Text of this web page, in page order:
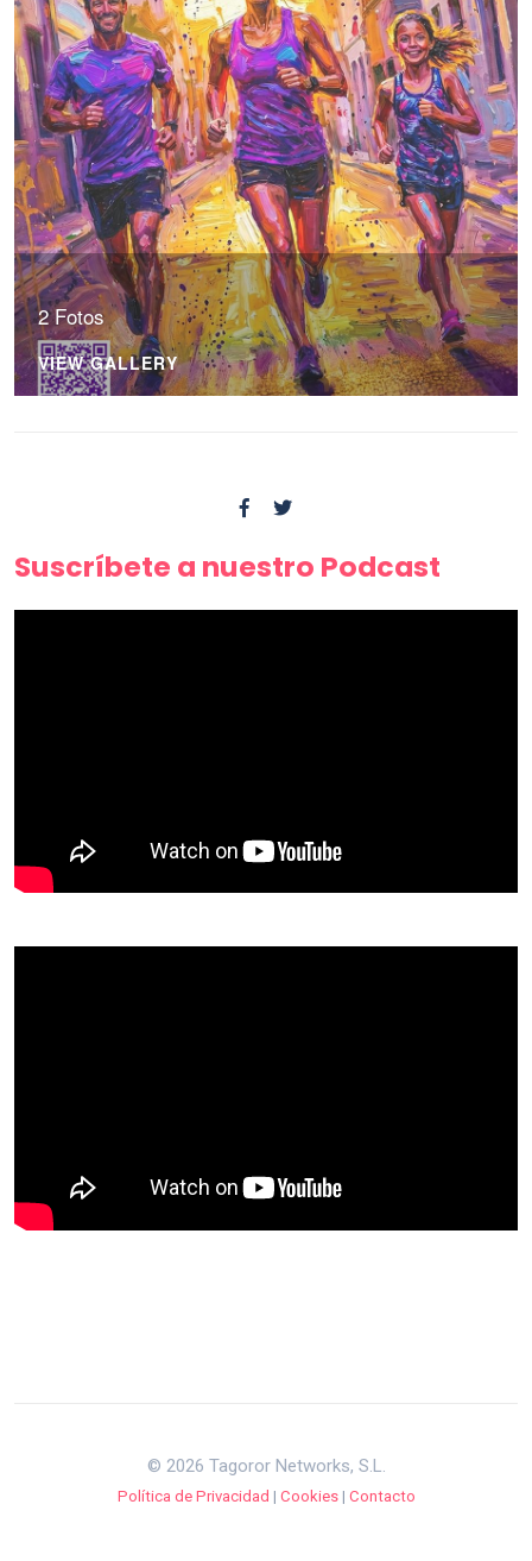
2 Fotos
VIEW GALLERY
Suscríbete a nuestro Podcast
© 2026 Tagoror Networks, S.L.
Política de Privacidad | Cookies| Contacto